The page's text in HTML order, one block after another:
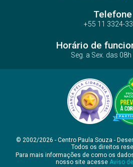
Telefone
+55 11 3324-
Horário de
Seg. a Sex. das
© 2002/2026 - Centro Paula Souza -
Todos os direitos
Para mais informações de como os
nosso site acesse Aviso